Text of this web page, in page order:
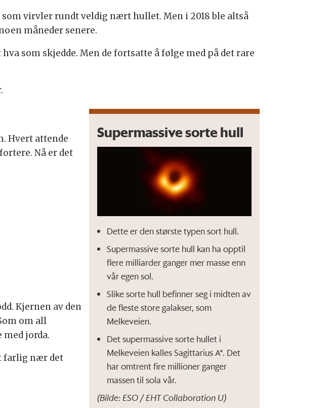
virvler rundt veldig nært hullet. Men i 2018 ble altså
måneder senere.
som skjedde. Men de fortsatte å følge med på det rare
Supermassive sorte hull
Dette er den største typen sort hull.
Supermassive sorte hull kan ha opptil
flere milliarder ganger mer masse enn
vår egen sol.
Slike sorte hull befinner seg i midten av
de fleste store galakser, som
Melkeveien.
Det supermassive sorte hullet i
Melkeveien kalles Sagittarius A*. Det
har omtrent fire millioner ganger
massen til sola vår.
(Bilde: ESO / EHT Collaboration U)
Hvert attende
Nå er det
Kjernen av den
om all
jorda.
farlig nær det